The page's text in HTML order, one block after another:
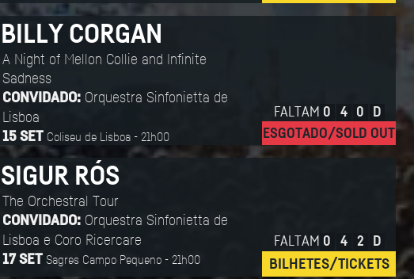
BILLY CORGAN
A Night of Mellon Collie and Infinite
Sadness
CONVIDADO: Orquestra Sinfonietta de
Lisboa
15 SET Coliseu de Lisboa - 21h00
FALTAM 0 4 0
D
ESGOTADO/SOLD OUT
SIGUR RÓS
The Orchestral Tour
CONVIDADO: Orquestra Sinfonietta de
Lisboa e Coro Ricercare
17 SET Sagres Campo Pequeno - 21h00
FALTAM 0 4 2 D
BILHETES/TICKETS